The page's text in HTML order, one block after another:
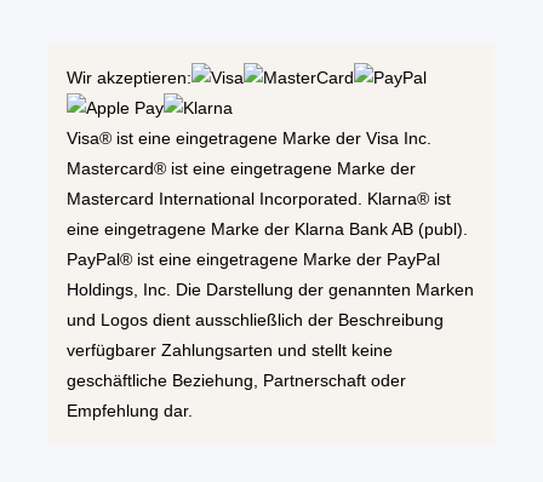
Wir akzeptieren:
Visa® ist eine eingetragene Marke der Visa Inc.
Mastercard® ist eine eingetragene Marke der
Mastercard International Incorporated. Klarna® ist
eine eingetragene Marke der Klarna Bank AB (publ).
PayPal® ist eine eingetragene Marke der PayPal
Holdings, Inc. Die Darstellung der genannten Marken
und Logos dient ausschließlich der Beschreibung
verfügbarer Zahlungsarten und stellt keine
geschäftliche Beziehung, Partnerschaft oder
Empfehlung dar.